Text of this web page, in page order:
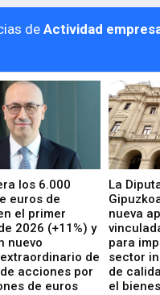
de Actividad
los 6.000
euros de
el primer
2026 (+11%) y
nuevo
de
acciones por
de euros
La
nueva
para
sector
de
el